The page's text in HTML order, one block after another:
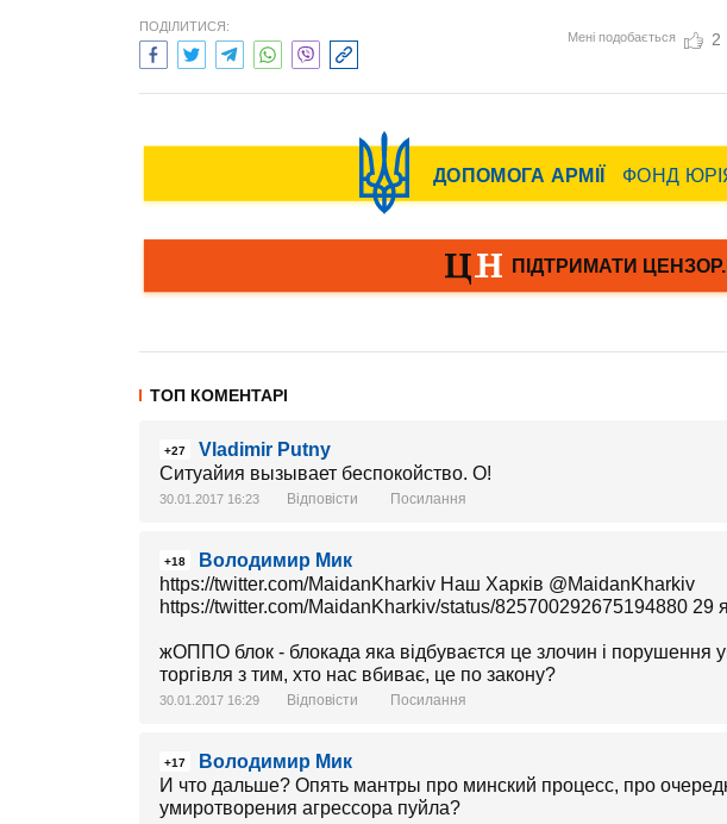
ПОДІЛИТИСЯ:
Мені подобається 2
ТОП КОМЕНТАРІ
+27
Vladimir Putny
Ситуайия вызывает беспокойство. О!
30.01.2017 16:23 Відповісти Посилання
+18
Володимир Мик
https://twitter.com/MaidanKharkiv Наш Харків ‏@MaidanKharkiv
https://twitter.com/MaidanKharkiv/status/825700292675194880 29
жОППО блок - блокада яка відбуваєтся це злочин і порушення
торгівля з тим, хто нас вбиває, це по закону?
30.01.2017 16:29 Відповісти Посилання
+17
Володимир Мик
И что дальше? Опять мантры про минский процесс, про
умиротворения агрессора пуйла?